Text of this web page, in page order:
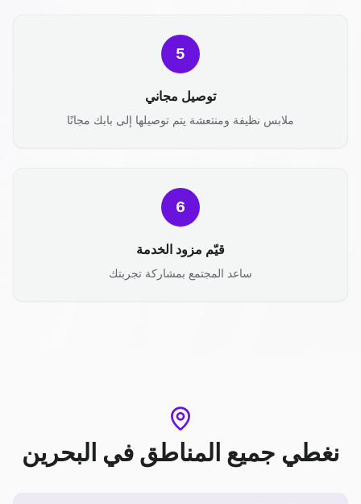
5
توصيل مجاني
ملابس نظيفة ومنتعشة يتم توصيلها إلى بابك مجانًا
6
قيّم مزود الخدمة
ساعد المجتمع بمشاركة تجربتك
نغطي جميع المناطق في البحرين